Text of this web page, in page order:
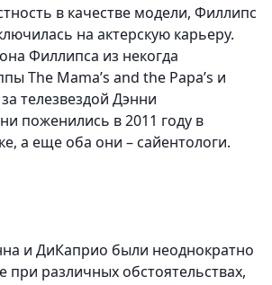
в качестве модели, Филлипс
на актерскую карьеру.
Филлипса из некогда
The Mama’s and the Papa’s и
телезвездой Дэнни
поженились в 2011 году в
а еще оба они – сайентологи.
и ДиКаприо были неоднократно
при различных обстоятельствах,